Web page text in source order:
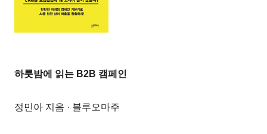
하룻밤에 읽는 B2B 캠페인
정민아 지음 · 블루오마주